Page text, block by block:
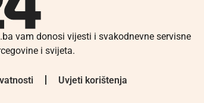
vam donosi vijesti i svakodnevne servisne
i svijeta.
Uvjeti korištenja